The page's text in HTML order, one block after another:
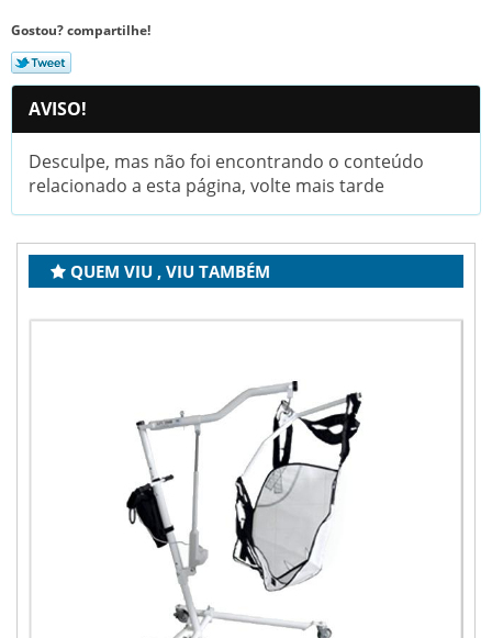
Gostou? compartilhe!
AVISO!
Desculpe, mas não foi encontrando o conteúdo
relacionado a esta página, volte mais tarde
QUEM VIU , VIU TAMBÉM